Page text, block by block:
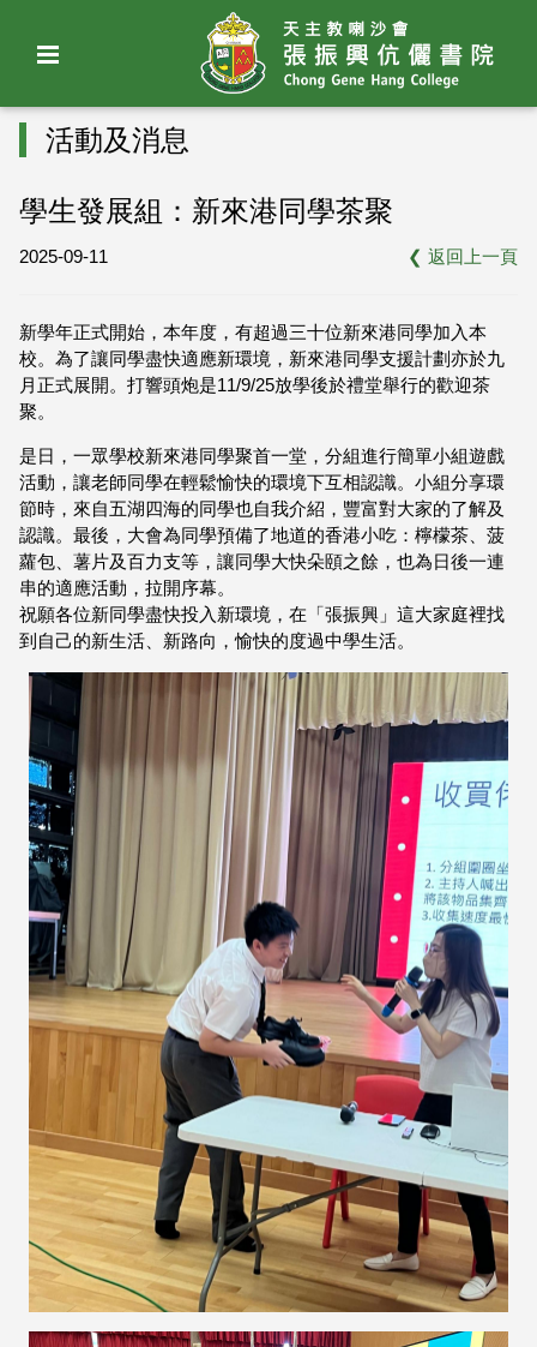
活動及消息
學生發展組：新來港同學茶聚
2025-09-11 ❮ 返回上一頁
新學年正式開始，本年度，有超過三十位新來港同學加入本
校。為了讓同學盡快適應新環境，新來港同學支援計劃亦於九
月正式展開。打響頭炮是11/9/25放學後於禮堂舉行的歡迎茶
聚。
是日，一眾學校新來港同學聚首一堂，分組進行簡單小組遊戲
活動，讓老師同學在輕鬆愉快的環境下互相認識。小組分享環
節時，來自五湖四海的同學也自我介紹，豐富對大家的了解及
認識。最後，大會為同學預備了地道的香港小吃：檸檬茶、菠
蘿包、薯片及百力支等，讓同學大快朵頤之餘，也為日後一連
串的適應活動，拉開序幕。
祝願各位新同學盡快投入新環境，在「張振興」這大家庭裡找
到自己的新生活、新路向，愉快的度過中學生活。